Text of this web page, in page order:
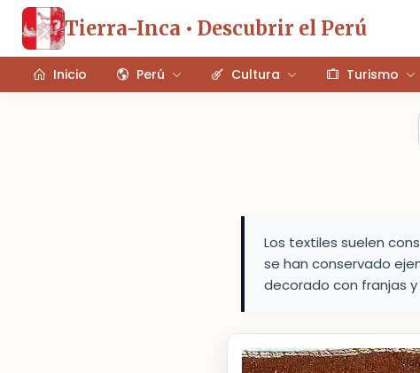
Tierra-Inca • Descubrir el Perú
Inicio Perú Cultura Turismo
Los textiles suelen
se han conservado
decorado con franjas